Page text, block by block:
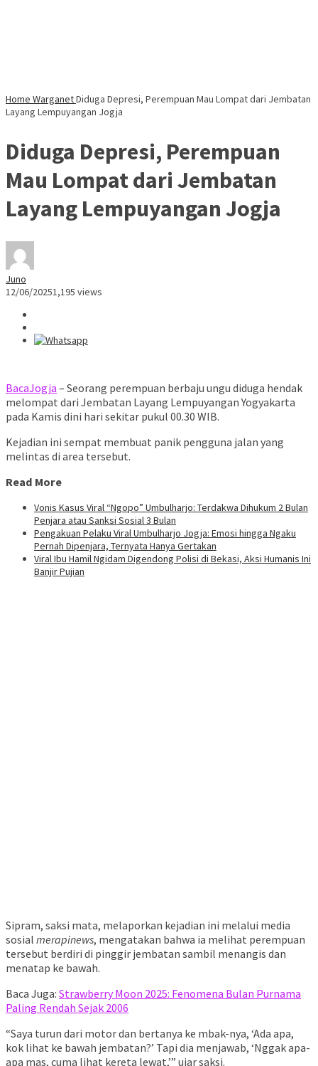
Home WarganetDiduga Depresi, Perempuan Mau Lompat dari Jembatan
Layang Lempuyangan Jogja
Diduga Depresi, Perempuan
Mau Lompat dari Jembatan
Layang Lempuyangan Jogja
Juno
12/06/20251,195 views
BacaJogja – Seorang perempuan berbaju ungu diduga hendak
melompat dari Jembatan Layang Lempuyangan Yogyakarta
pada Kamis dini hari sekitar pukul 00.30 WIB.
Kejadian ini sempat membuat panik pengguna jalan yang
melintas di area tersebut.
Read More
Vonis Kasus Viral “Ngopo” Umbulharjo: Terdakwa Dihukum 2 Bulan
Penjara atau Sanksi Sosial 3 Bulan
Pengakuan Pelaku Viral Umbulharjo Jogja: Emosi hingga Ngaku
Pernah Dipenjara, Ternyata Hanya Gertakan
Viral Ibu Hamil Ngidam Digendong Polisi di Bekasi, Aksi Humanis Ini
Banjir Pujian
Sipram, saksi mata, melaporkan kejadian ini melalui media
sosial merapinews, mengatakan bahwa ia melihat perempuan
tersebut berdiri di pinggir jembatan sambil menangis dan
menatap ke bawah.
Baca Juga: Strawberry Moon 2025: Fenomena Bulan Purnama
Paling Rendah Sejak 2006
“Saya turun dari motor dan bertanya ke mbak-nya, ‘Ada apa,
kok lihat ke bawah jembatan?’ Tapi dia menjawab, ‘Nggak apa-
apa mas, cuma lihat kereta lewat,’” ujar saksi.